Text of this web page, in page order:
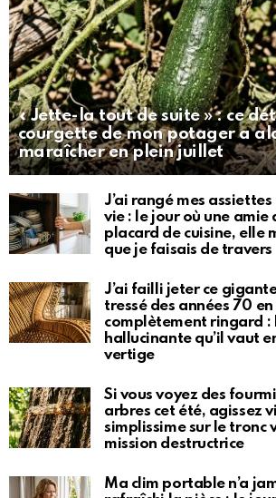
« Jette-la tout de suite » : ce
courgette de mon potager a
maraîcher en plein juillet
J’ai rangé mes
vie : le jour où une amie
placard de cuisine, elle
que je faisais de travers
J’ai failli jeter ce
tressé des années 70
complètement ringard :
hallucinante qu’il vaut
vertige
Si vous voyez des
arbres cet été, agissez
simplissime sur le tronc
mission destructrice
Ma clim portable n’a